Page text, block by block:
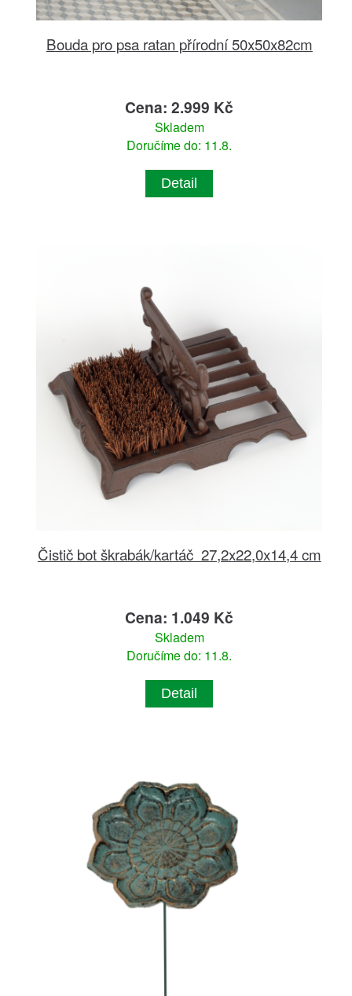
Bouda pro psa ratan přírodní 50x50x82cm
Cena: 2.999 Kč
Skladem
Doručíme do: 11.8.
Detail
Čistič bot škrabák/kartáč 27,2x22,0x14,4 cm
Cena: 1.049 Kč
Skladem
Doručíme do: 11.8.
Detail